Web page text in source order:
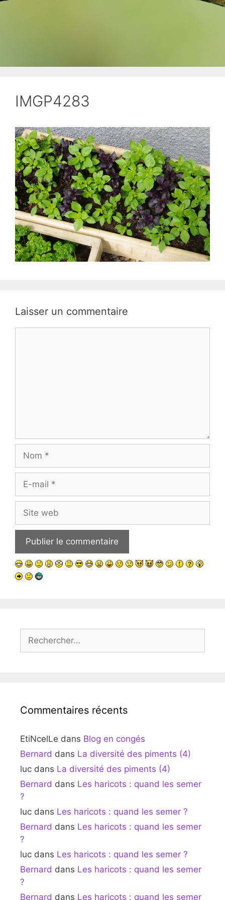
IMGP4283
Laisser un commentaire
Nom
Site
web
Rechercher :
Commentaires récents
EtiNcelLe dans Blog en congés
Bernard dans La diversité des piments (4)
luc dans La diversité des piments (4)
Bernard dans Les haricots : quand les semer
?
luc dans Les haricots : quand les semer ?
Bernard dans Les haricots : quand les semer
?
luc dans Les haricots : quand les semer ?
Bernard dans Les haricots : quand les semer
?
Bernard dans Les haricots : quand les semer